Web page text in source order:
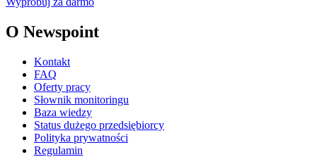
O Newspoint
Kontakt
FAQ
Oferty pracy
Słownik monitoringu
Baza wiedzy
Status dużego przedsiębiorcy
Polityka prywatności
Regulamin